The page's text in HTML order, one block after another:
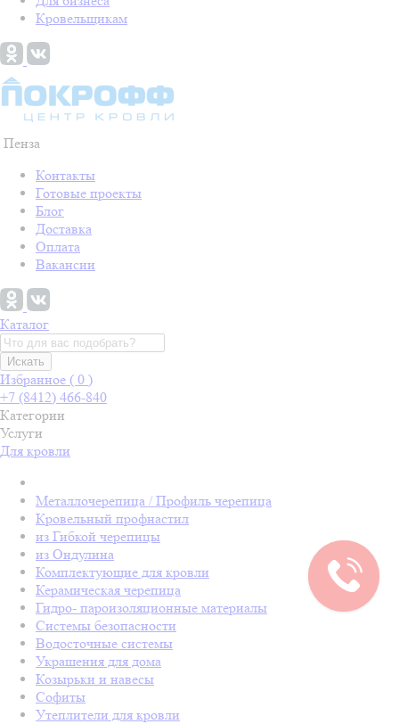
Кровельщикам
Пенза
Контакты
Готовые проекты
Блог
Доставка
Оплата
Вакансии
Каталог
Искать
Избранное ( 0 )
+7 (8412) 466-840
Категории
Услуги
Для кровли
Металлочерепица / Профиль черепица
Кровельный профнастил
из Гибкой черепицы
из Ондулина
Комплектующие для кровли
Керамическая черепица
Гидро- пароизоляционные материалы
Системы безопасности
Водосточные системы
Украшения для дома
Козырьки и навесы
Софиты
Утеплители для кровли